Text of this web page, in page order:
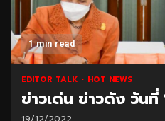
1 min read
EDITOR TALK HOT NEWS
ข่าวเด่น ข่าวดัง วัน